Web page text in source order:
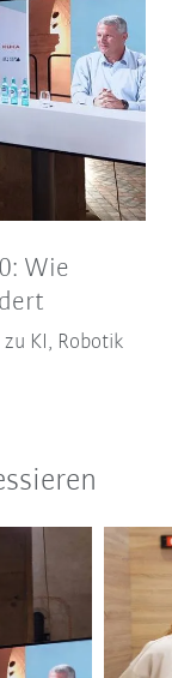
Wie
KI, Robotik